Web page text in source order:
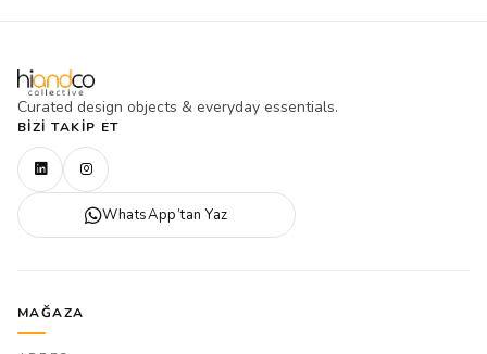
Curated design objects & everyday essentials.
BIZI TAKIP ET
WhatsApp’tan Yaz
MAĞAZA